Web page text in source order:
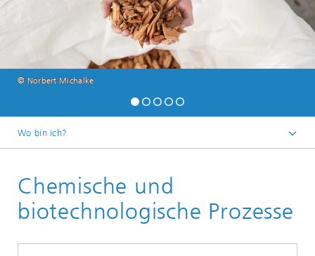
© Norbert Michalke
Wo bin ich?
Forschung
Chemische und
biotechnologische Prozesse